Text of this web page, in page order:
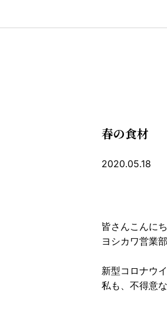
春の食材
2020.05.18
皆さんこんにち
ヨシカワ営業
新型コロナウ
私も、不得意